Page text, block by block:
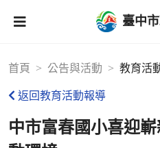
臺中
首頁 公告與活動 教育活
返回教育活動報導
中市富春國小喜迎